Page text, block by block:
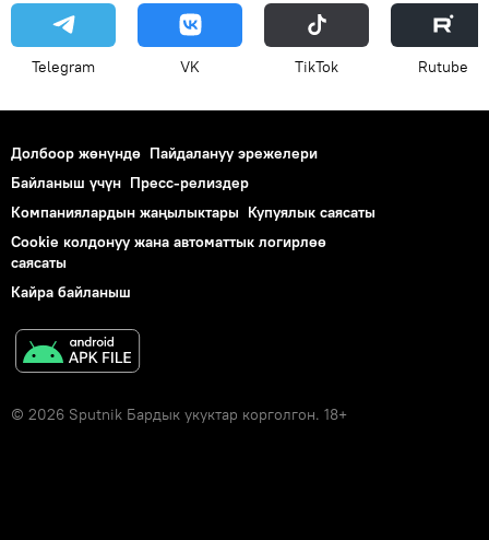
Telegram VK ТikТоk Rutube
Долбоор жөнүндө Пайдалануу эрежелери
Байланыш үчүн Пресс-релиздер
Компаниялардын жаңылыктары Купуялык саясаты
Cookie колдонуу жана автоматтык логирлөө
саясаты
Кайра байланыш
© 2026 Sputnik Бардык укуктар корголгон. 18+